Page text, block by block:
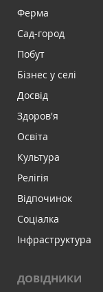
Ферма
Сад-город
Побут
Бізнес у селі
Досвід
Здоров'я
Освіта
Культура
Релігія
Відпочинок
Соціалка
Інфраструктура
ДОВІДНИКИ